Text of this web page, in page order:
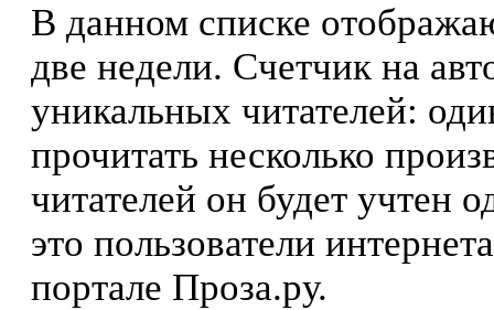
В данном списке
две недели. Счетчик на
уникальных читателей:
прочитать несколько
читателей он будет учтен
это пользователи
портале Проза.ру.